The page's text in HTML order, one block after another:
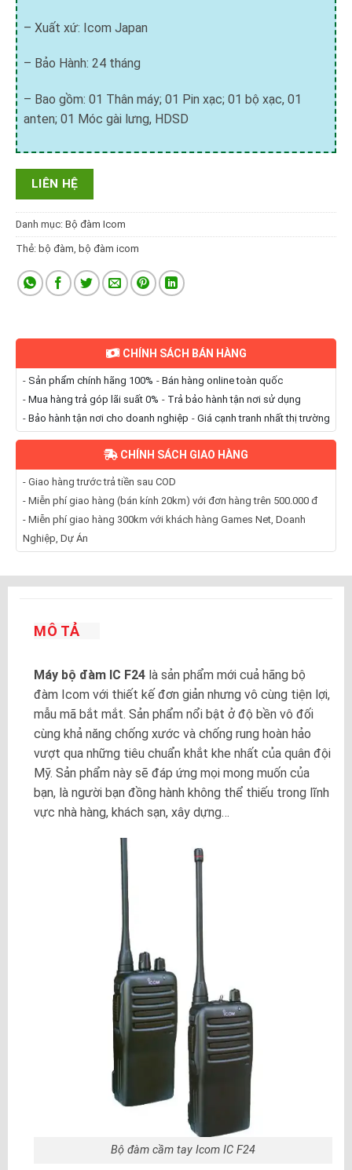
– Xuất xứ: Icom Japan
– Bảo Hành: 24 tháng
– Bao gồm: 01 Thân máy; 01 Pin xạc; 01 bộ xạc, 01
anten; 01 Móc gài lưng, HDSD
LIÊN HỆ
Danh mục: Bộ đàm Icom
Thẻ: bộ đàm bộ đàm icom
CHÍNH SÁCH BÁN HÀNG
- Sản phẩm chính hãng 100% - Bán hàng online toàn quốc
- Mua hàng trả góp lãi suất 0% - Trả bảo hành tận nơi sử dụng
- Bảo hành tận nơi cho doanh nghiệp - Giá cạnh tranh nhất thị trường
CHÍNH SÁCH GIAO HÀNG
- Giao hàng trước trả tiền sau COD
- Miễn phí giao hàng (bán kính 20km) với đơn hàng trên 500.000 đ
- Miễn phí giao hàng 300km với khách hàng Games Net, Doanh
Nghiệp, Dự Án
MÔ TẢ
Máy bộ đàm IC F24là sản phẩm mới cuả hãng bộ
đàm Icom với thiết kế đơn giản nhưng vô cùng tiện lợi,
mẫu mã bắt mắt. Sản phẩm nổi bật ở độ bền vô đối
cùng khả năng chống xước và chống rung hoàn hảo
vượt qua những tiêu chuẩn khắt khe nhất của quân đội
Mỹ. Sản phẩm này sẽ đáp ứng mọi mong muốn của
bạn, là người bạn đồng hành không thể thiếu trong lĩnh
vực nhà hàng, khách sạn, xây dựng…
Bộ đàm cầm tay Icom IC F24